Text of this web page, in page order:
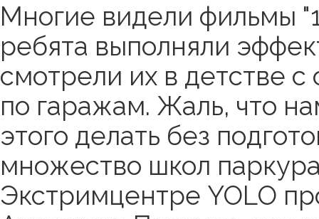
Многие видели фильмы
ребята выполняли
смотрели их в детстве
по гаражам. Жаль, что
этого делать без
множество школ
Экстримцентре YOLO